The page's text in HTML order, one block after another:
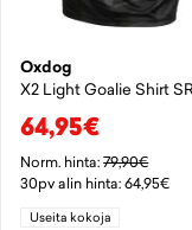
Oxdog
64,95€
Norm. hinta:79,90€
30pv alin hinta: 64,95€
Useita kokoja